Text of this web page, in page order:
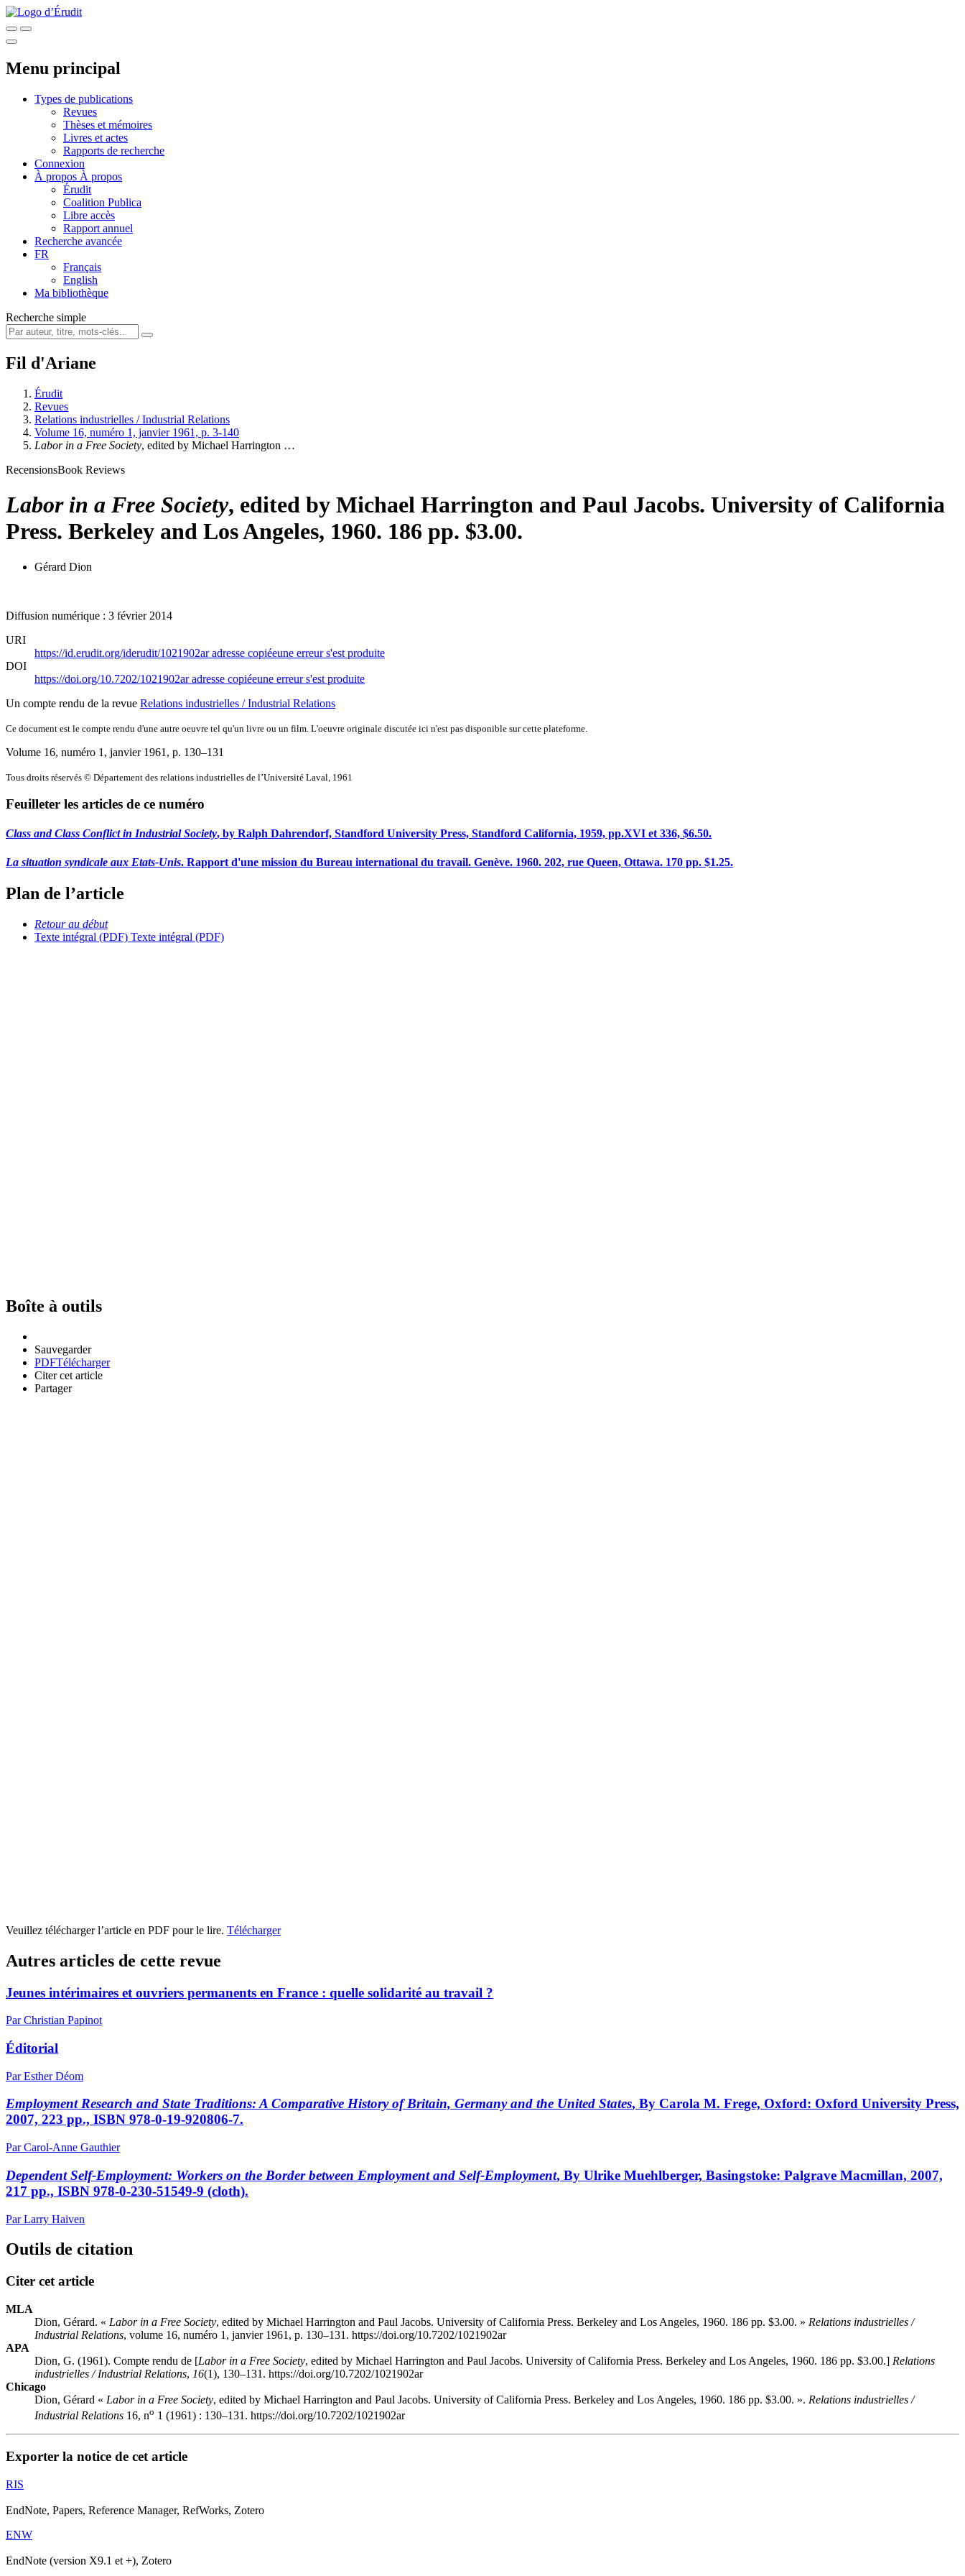
Menu principal
Types de publications
Revues
Thèses et mémoires
Livres et actes
Rapports de recherche
Connexion
À propos À propos
Érudit
Coalition Publica
Libre accès
Rapport annuel
Recherche avancée
FR
Français
English
Ma bibliothèque
Recherche simple
Fil d'Ariane
Érudit
Revues
Relations industrielles / Industrial Relations
Volume 16, numéro 1, janvier 1961, p. 3-140
Labor in a Free Society, edited by Michael Harrington …
RecensionsBook Reviews
Labor in a Free Society, edited by Michael Harrington and Paul Jacobs. University of California
Press. Berkeley and Los Angeles, 1960. 186 pp. $3.00.
Gérard Dion
Diffusion numérique : 3 février 2014
URI
https://id.erudit.org/iderudit/1021902aradresse copiéeune erreur s'est produite
DOI
https://doi.org/10.7202/1021902aradresse copiéeune erreur s'est produite
Un compte rendu de la revue Relations industrielles / Industrial Relations
Ce document est le compte rendu d'une autre oeuvre tel qu'un livre ou un film. L'oeuvre originale discutée ici n'est pas disponible sur cette plateforme.
Volume 16, numéro 1, janvier 1961 , p. 130–131
Tous droits réservés © Département des relations industrielles de l’Université Laval, 1961
Feuilleter les articles de ce numéro
Class and Class Conflict in Industrial Society, by Ralph Dahrendorf, Standford University Press, Standford California, 1959, pp.XVI et 336, $6.50.
La situation syndicale aux Etats-Unis. Rapport d'une mission du Bureau international du travail. Genève. 1960. 202, rue Queen, Ottawa. 170 pp. $1.25.
Plan de l’article
Retour au début
Texte intégral (PDF) Texte intégral (PDF)
Boîte à outils
Sauvegarder
PDFTélécharger
Citer cet article
Partager
Veuillez télécharger l’article en PDF pour le lire. Télécharger
Autres articles de cette revue
Jeunes intérimaires et ouvriers permanents en France : quelle solidarité au travail ?
Par Christian Papinot
Éditorial
Par Esther Déom
Employment Research and State Traditions: A Comparative History of Britain, Germany and the United States, By Carola M. Frege, Oxford: Oxford University Press,
2007, 223 pp., ISBN 978-0-19-920806-7.
Par Carol-Anne Gauthier
Dependent Self-Employment: Workers on the Border between Employment and Self-Employment, By Ulrike Muehlberger, Basingstoke: Palgrave Macmillan, 2007,
217 pp., ISBN 978-0-230-51549-9 (cloth).
Par Larry Haiven
Outils de citation
Citer cet article
MLA
Dion, Gérard. « Labor in a Free Society, edited by Michael Harrington and Paul Jacobs. University of California Press. Berkeley and Los Angeles, 1960. 186 pp. $3.00. » Relations industrielles /
Industrial Relations, volume 16, numéro 1, janvier 1961, p. 130–131. https://doi.org/10.7202/1021902ar
APA
Dion, G. (1961). Compte rendu de [Labor in a Free Society, edited by Michael Harrington and Paul Jacobs. University of California Press. Berkeley and Los Angeles, 1960. 186 pp. $3.00.] Relations
industrielles / Industrial Relations, 16(1), 130–131. https://doi.org/10.7202/1021902ar
Chicago
Dion, Gérard « Labor in a Free Society, edited by Michael Harrington and Paul Jacobs. University of California Press. Berkeley and Los Angeles, 1960. 186 pp. $3.00. ». Relations industrielles /
Industrial Relations 16, no 1 (1961) : 130–131. https://doi.org/10.7202/1021902ar
Exporter la notice de cet article
RIS
EndNote, Papers, Reference Manager, RefWorks, Zotero
ENW
EndNote (version X9.1 et +), Zotero